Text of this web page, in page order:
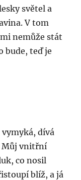
světel a
V tom
nemůže stát
bude, teď je
vymyká, dívá
Můj vnitřní
co nosil
blíž, a já